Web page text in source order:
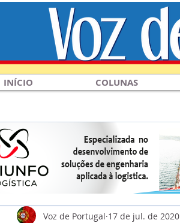
INÍCIO COLUNAS
Voz de Portugal 17 de jul. de 2020